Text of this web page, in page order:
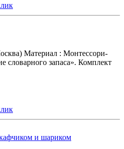
Материал : Монтессори-
словарного запаса». Комплект
и шариком